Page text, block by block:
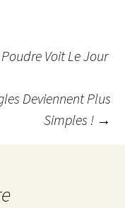
Voit Le Jour
Deviennent Plus
Simples ! →